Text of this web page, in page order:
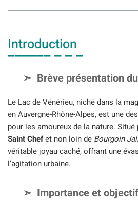
Introduction
Brève présentation
Le Lac de Vénérieu, niché dans la
en Auvergne-Rhône-Alpes, est une
pour les amoureux de la nature.
Saint Chefet non loin de Bourgoin-
véritable joyau caché, offrant une
l’agitation urbaine.
Importance et